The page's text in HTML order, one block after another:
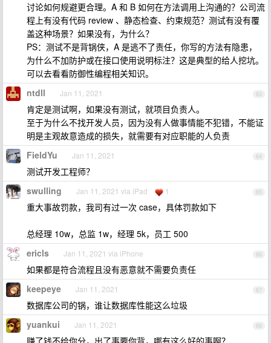
讨论如何规避更合理。A 和 B 如何在方法调用上沟通的？公司流
程上有没有代码 review 、静态检查、约束规范？测试有没有覆
盖这种场景？如果没有，为什么？
PS：测试不是背锅侠，A 是逃不了责任，你写的方法有隐患，
为什么不加防护或在接口使用说明标注？这是典型的给人挖坑。
可以去看看防御性编程相关知识。
63
ntdll Jan 11, 2021
肯定是测试啊，如果没有测试，就项目负责人。
至于为什么不找开发人员，因为没有人做事情能不犯错，不能证
明是主观故意造成的损失，就需要有对应职能的人负责
64
FieldYu Jan 11, 2021
测试开发工程师？
65
swulling Jan 11, 2021 via iPad 1
重大事故罚款，我司有过一次 case，具体罚款如下
总经理 10w，总监 1w，经理 5k，员工 500
66
ericls Jan 11, 2021 via iPhone
如果都是符合流程且没有恶意就不需要负责任
67
keepeye Jan 11, 2021
数据库公司的锅，谁让数据库性能这么垃圾
68
yuankui Jan 11, 2021
赚了钱不给你分，出了事要你背，哪有这么好的事啊？